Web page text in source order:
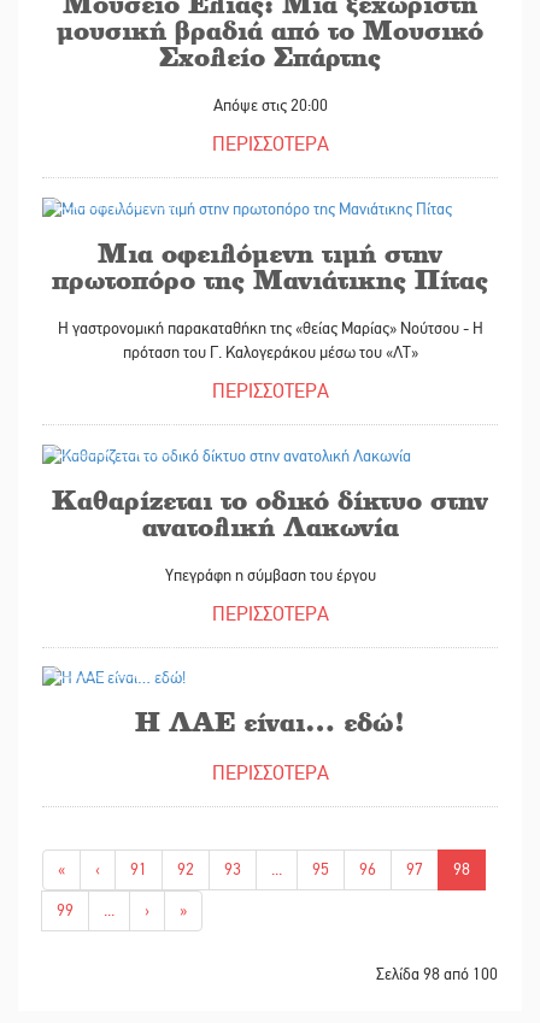
μουσική βραδιά από το Μουσικό
Σχολείο Σπάρτης
Απόψε στις 20:00
ΠΕΡΙΣΣΟΤΕΡΑ
Μια οφειλόμενη τιμή στην
πρωτοπόρο της Μανιάτικης Πίτας
Η γαστρονομική παρακαταθήκη της «θείας Μαρίας» Νούτσου - Η
πρόταση του Γ. Καλογεράκου μέσω του «ΛΤ»
ΠΕΡΙΣΣΟΤΕΡΑ
Καθαρίζεται το οδικό δίκτυο στην
ανατολική Λακωνία
Υπεγράφη η σύμβαση του έργου
ΠΕΡΙΣΣΟΤΕΡΑ
Η ΛΑΕ είναι… εδώ!
ΠΕΡΙΣΣΟΤΕΡΑ
« ‹ 91 92 93 ... 95 96 97
98
99
... › »
Σελίδα 98 από 100